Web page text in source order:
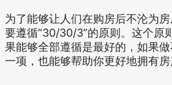
为了能够让人们在购房后不沦为
要遵循“30/30/3”的原则。这个原
果能够全部遵循是最好的，如果
一项，也能够帮助你更好地拥有房